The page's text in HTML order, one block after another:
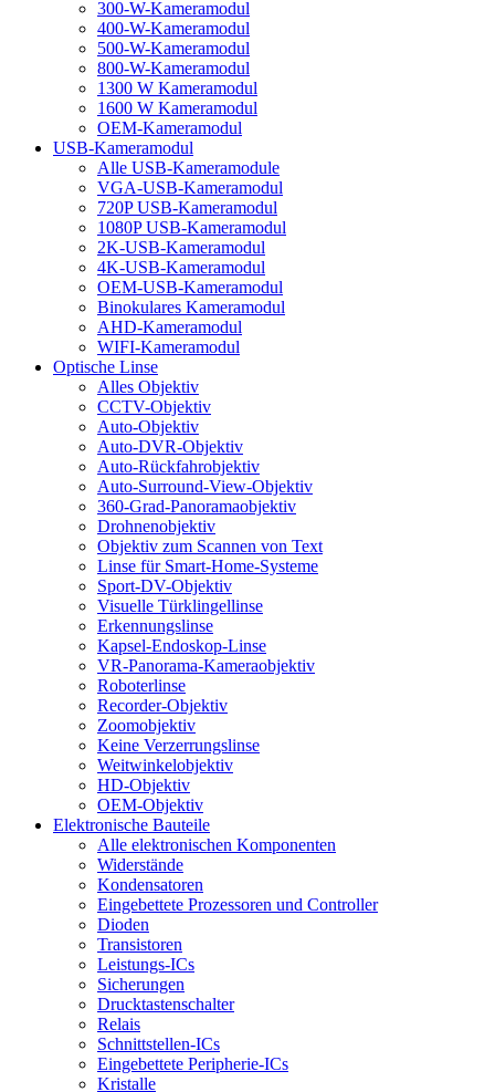
300-W-Kameramodul
400-W-Kameramodul
500-W-Kameramodul
800-W-Kameramodul
1300 W Kameramodul
1600 W Kameramodul
OEM-Kameramodul
USB-Kameramodul
Alle USB-Kameramodule
VGA-USB-Kameramodul
720P USB-Kameramodul
1080P USB-Kameramodul
2K-USB-Kameramodul
4K-USB-Kameramodul
OEM-USB-Kameramodul
Binokulares Kameramodul
AHD-Kameramodul
WIFI-Kameramodul
Optische Linse
Alles Objektiv
CCTV-Objektiv
Auto-Objektiv
Auto-DVR-Objektiv
Auto-Rückfahrobjektiv
Auto-Surround-View-Objektiv
360-Grad-Panoramaobjektiv
Drohnenobjektiv
Objektiv zum Scannen von Text
Linse für Smart-Home-Systeme
Sport-DV-Objektiv
Visuelle Türklingellinse
Erkennungslinse
Kapsel-Endoskop-Linse
VR-Panorama-Kameraobjektiv
Roboterlinse
Recorder-Objektiv
Zoomobjektiv
Keine Verzerrungslinse
Weitwinkelobjektiv
HD-Objektiv
OEM-Objektiv
Elektronische Bauteile
Alle elektronischen Komponenten
Widerstände
Kondensatoren
Eingebettete Prozessoren und Controller
Dioden
Transistoren
Leistungs-ICs
Sicherungen
Drucktastenschalter
Relais
Schnittstellen-ICs
Eingebettete Peripherie-ICs
Kristalle